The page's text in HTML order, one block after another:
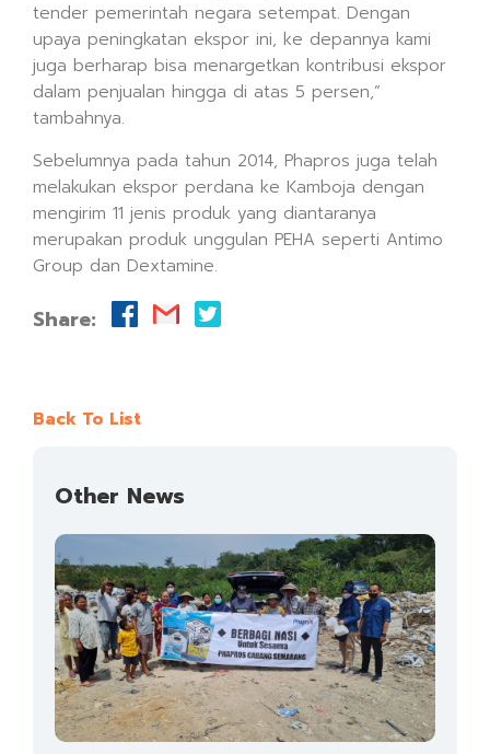
tender pemerintah negara setempat. Dengan
upaya peningkatan ekspor ini, ke depannya kami
juga berharap bisa menargetkan kontribusi ekspor
dalam penjualan hingga di atas 5 persen,”
tambahnya.
Sebelumnya pada tahun 2014, Phapros juga telah
melakukan ekspor perdana ke Kamboja dengan
mengirim 11 jenis produk yang diantaranya
merupakan produk unggulan PEHA seperti Antimo
Group dan Dextamine.
Share:
Back To List
Other News